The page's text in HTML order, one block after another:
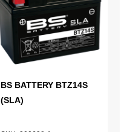
BS BATTERY BTZ14S
(SLA)